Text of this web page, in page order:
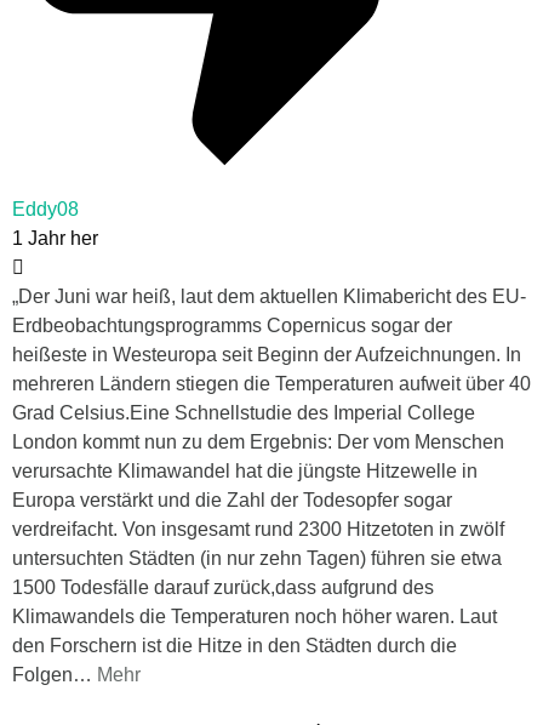
Eddy08
1 Jahr her
„Der Juni war heiß, laut dem aktuellen Klimabericht des EU-
Erdbeobachtungsprogramms Copernicus sogar der
heißeste in Westeuropa seit Beginn der Aufzeichnungen. In
mehreren Ländern stiegen die Temperaturen aufweit über 40
Grad Celsius.Eine Schnellstudie des Imperial College
London kommt nun zu dem Ergebnis: Der vom Menschen
verursachte Klimawandel hat die jüngste Hitzewelle in
Europa verstärkt und die Zahl der Todesopfer sogar
verdreifacht. Von insgesamt rund 2300 Hitzetoten in zwölf
untersuchten Städten (in nur zehn Tagen) führen sie etwa
1500 Todesfälle darauf zurück,dass aufgrund des
Klimawandels die Temperaturen noch höher waren. Laut
den Forschern ist die Hitze in den Städten durch die
Folgen… Mehr